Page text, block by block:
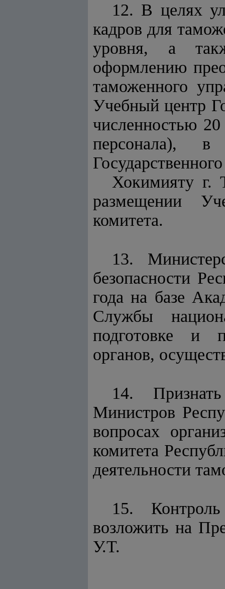
12. В целях
кадров для
уровня, а
оформлению
таможенного
Учебный центр
численностью
персонала), в
Хокимияту г.
размещении
комитета.
13.
безопасности
года на базе
Службы
подготовке и
органов,
14.
Министров
вопросах
комитета
деятельности
15.
возложить на
У.Т.